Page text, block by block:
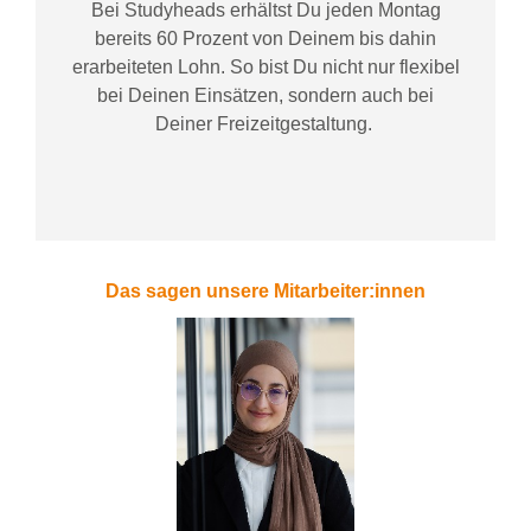
Bei Studyheadserhältst Du jeden Montag
bereits 60 Prozent von Deinem bis dahin
erarbeiteten Lohn. So bist Du nicht nur flexibel
bei Deinen Einsätzen, sondern auch bei
DeinerFreizeitgestaltung.
Das sagen unsere Mitarbeiter:innen